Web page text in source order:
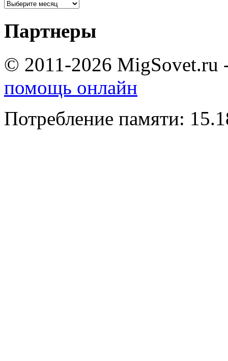
Партнеры
© 2011-2026 MigSovet.ru
помощь онлайн
Потребление памяти: